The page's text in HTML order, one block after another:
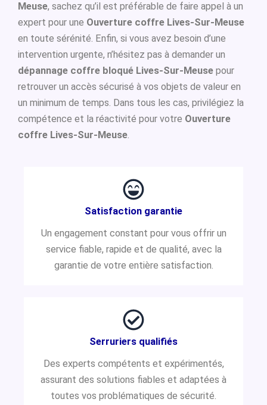
Meuse, sachez qu’il est préférable de faire appel à un
expert pour une Ouverture coffre Lives-Sur-Meuse
en toute sérénité. Enfin, si vous avez besoin d’une
intervention urgente, n’hésitez pas à demander un
dépannage coffre bloqué Lives-Sur-Meuse pour
retrouver un accès sécurisé à vos objets de valeur en
un minimum de temps. Dans tous les cas, privilégiez la
compétence et la réactivité pour votre Ouverture
coffre Lives-Sur-Meuse.
Satisfaction garantie
Un engagement constant pour vous offrir un
service fiable, rapide et de qualité, avec la
garantie de votre entière satisfaction.
Serruriers qualifiés
Des experts compétents et expérimentés,
assurant des solutions fiables et adaptées à
toutes vos problématiques de sécurité.